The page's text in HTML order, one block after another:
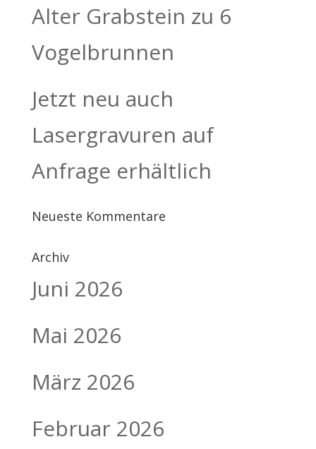
Alter Grabstein zu 6
Vogelbrunnen
Jetzt neu auch
Lasergravuren auf
Anfrage erhältlich
Neueste Kommentare
Archiv
Juni 2026
Mai 2026
März 2026
Februar 2026